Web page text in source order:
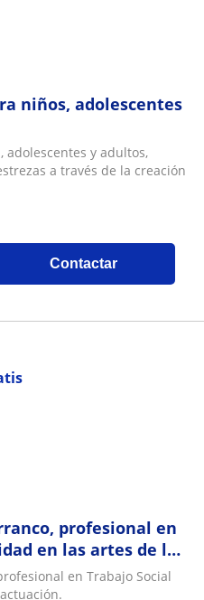
niños, adolescentes
adolescentes y adultos,
a través de la creación
Contactar
profesional en
en las artes de la
en Trabajo Social